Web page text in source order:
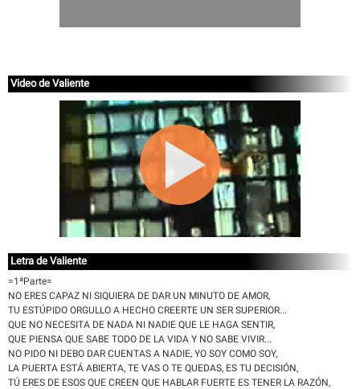
Video de Valiente
Letra de Valiente
=1ªParte=
NO ERES CAPAZ NI SIQUIERA DE DAR UN MINUTO DE AMOR,
TU ESTÚPIDO ORGULLO A HECHO CREERTE UN SER SUPERIOR...
QUE NO NECESITA DE NADA NI NADIE QUE LE HAGA SENTIR,
QUE PIENSA QUE SABE TODO DE LA VIDA Y NO SABE VIVIR...
NO PIDO NI DEBO DAR CUENTAS A NADIE, YO SOY COMO SOY,
LA PUERTA ESTÁ ABIERTA, TE VAS O TE QUEDAS, ES TU DECISIÓN,
TÚ ERES DE ESOS QUE CREEN QUE HABLAR FUERTE ES TENER LA RAZÓN,